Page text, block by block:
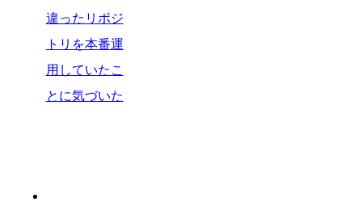
違ったリポジ
トリを本番運
用していたこ
とに気づいた